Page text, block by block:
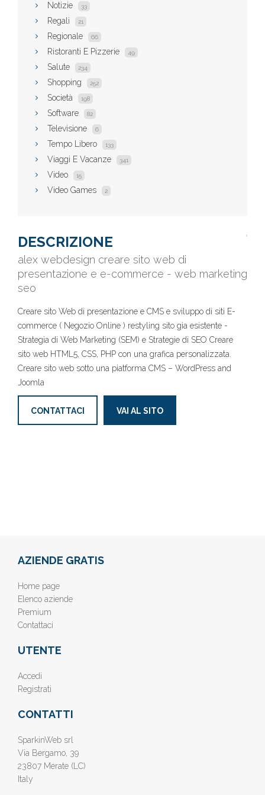
Notizie 33
Regali 21
Regionale 66
Ristoranti E Pizzerie 49
Salute 234
Shopping 252
Società 198
Software 82
Televisione 6
Tempo Libero 133
Viaggi E Vacanze 341
Video 15
Video Games 2
DESCRIZIONE
alex webdesign creare sito web di
presentazione e e-commerce - web marketing
seo
Creare sito Web di presentazione e CMS e sviluppo di siti E-
commerce ( Negozio Online ) restyling sito gia esistente -
Strategia di Web Marketing (SEM) e Strategie di SEO Creare
sito web HTML5, CSS, PHP con una grafica personalizzata.
Creare sito web sotto una piatforma CMS – WordPress and
Joomla
CONTATTACI VAI AL SITO
AZIENDE GRATIS
Home page
Elenco aziende
Premium
Contattaci
UTENTE
Accedi
Registrati
CONTATTI
SparkinWeb srl
Via Bergamo, 39
23807 Merate (LC)
Italy